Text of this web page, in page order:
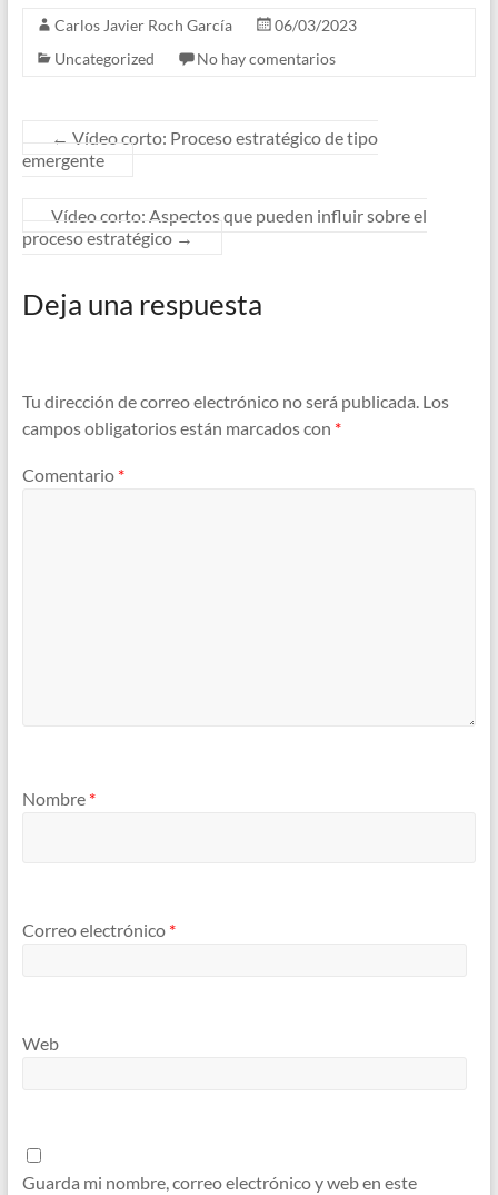
Carlos Javier Roch García
06/03/2023
Uncategorized
No hay comentarios
← Vídeo corto: Proceso estratégico de tipo
emergente
Vídeo corto: Aspectos que pueden influir sobre el
proceso estratégico →
Deja una respuesta
Tu dirección de correo electrónico no será publicada. Los
campos obligatorios están marcados con *
Comentario *
Nombre *
Correo electrónico *
Web
Guarda mi nombre, correo electrónico y web en este